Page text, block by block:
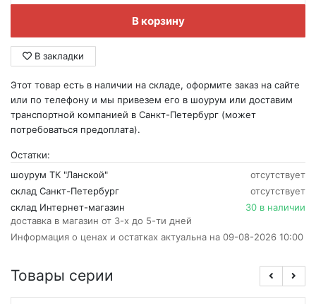
В корзину
В закладки
Этот товар есть в наличии на складе, оформите заказ на сайте
или по телефону и мы привезем его в шоурум или доставим
транспортной компанией в Санкт-Петербург (может
потребоваться предоплата).
Остатки:
шоурум ТК "Ланской"
отсутствует
склад Санкт-Петербург
отсутствует
склад Интернет-магазин
30 в наличии
доставка в магазин от 3-х до 5-ти дней
Информация о ценах и остатках актуальна на 09-08-2026 10:00
Товары серии